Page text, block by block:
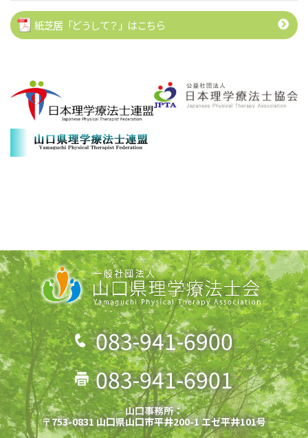
紙芝居「どうして？」はこちら
083-941-6900
083-941-6901
山口事務所：
〒753-0831 山口県山口市平井200-1 エゼ平井101号